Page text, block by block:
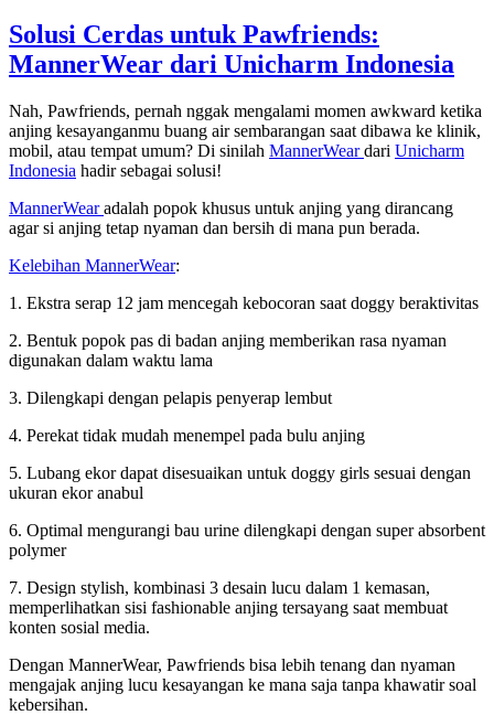
Solusi Cerdas untuk Pawfriends:
MannerWear dari Unicharm Indonesia
Nah, Pawfriends, pernah nggak mengalami momen awkward ketika
anjing kesayanganmu buang air sembarangan saat dibawa ke klinik,
mobil, atau tempat umum? Di sinilah MannerWeardari Unicharm
Indonesia hadir sebagai solusi!
MannerWearadalah popok khusus untuk anjing yang dirancang
agar si anjing tetap nyaman dan bersih di mana pun berada.
Kelebihan MannerWear:
1. Ekstra serap 12 jam mencegah kebocoran saat doggy beraktivitas
2. Bentuk popok pas di badan anjing memberikan rasa nyaman
digunakan dalam waktu lama
3. Dilengkapi dengan pelapis penyerap lembut
4. Perekat tidak mudah menempel pada bulu anjing
5. Lubang ekor dapat disesuaikan untuk doggy girls sesuai dengan
ukuran ekor anabul
6. Optimal mengurangi bau urine dilengkapi dengan super absorbent
polymer
7. Design stylish, kombinasi 3 desain lucu dalam 1 kemasan,
memperlihatkan sisi fashionable anjing tersayang saat membuat
konten sosial media.
Dengan MannerWear, Pawfriends bisa lebih tenang dan nyaman
mengajak anjing lucu kesayangan ke mana saja tanpa khawatir soal
kebersihan.